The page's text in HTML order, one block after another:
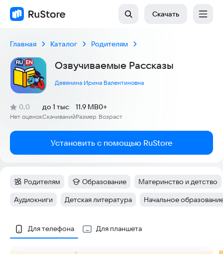
Скачать
Главная Каталог Родителям
Озвучиваемые Рассказы
Девянина Ирина Валентиновна
Рейтинг:
0,0
(
Нет оценок
)
Скачиваний
до 1 тыс
Размер
11.9 MB
Возраст
0+
Установить с помощью RuStore
Категория:
Родителям Категория:
Образование Тег:
Материнство и детство
Тег:
Аудиокниги Тег:
Детская литература Тег:
Начальное
Скриншоты
Для телефона Для планшета